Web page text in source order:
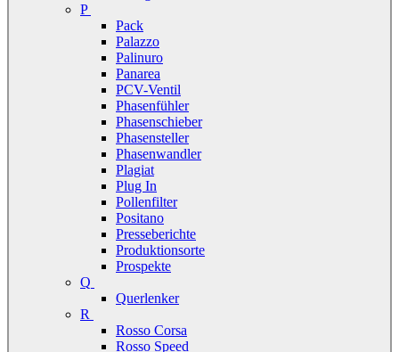
P
Pack
Palazzo
Palinuro
Panarea
PCV-Ventil
Phasenfühler
Phasenschieber
Phasensteller
Phasenwandler
Plagiat
Plug In
Pollenfilter
Positano
Presseberichte
Produktionsorte
Prospekte
Q
Querlenker
R
Rosso Corsa
Rosso Speed